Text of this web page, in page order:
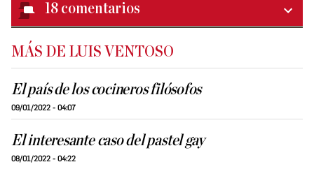
18 comentarios
MÁS DE LUIS VENTOSO
El país de los cocineros filósofos
09/01/2022 - 04:07
El interesante caso del pastel gay
08/01/2022 - 04:22